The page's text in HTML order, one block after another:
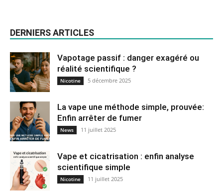
DERNIERS ARTICLES
Vapotage passif : danger exagéré ou
réalité scientifique ?
Nicotine 5 décembre 2025
La vape une méthode simple, prouvée:
Enfin arrêter de fumer
News 11 juillet 2025
Vape et cicatrisation : enfin analyse
scientifique simple
Nicotine 11 juillet 2025